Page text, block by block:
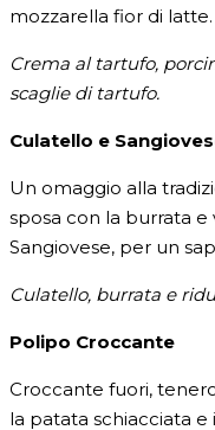
mozzarella fior di latte.
Crema al tartufo,
scaglie di tartufo.
Culatello e
Un omaggio alla
sposa con la burrata
Sangiovese, per un
Culatello, burrata e
Polipo Croccante
Croccante fuori,
la patata schiacciata